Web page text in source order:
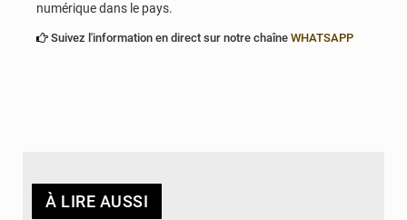
numérique dans le pays.
Suivez l'information en direct sur notre chaîne WHATSAPP
À LIRE AUSSI